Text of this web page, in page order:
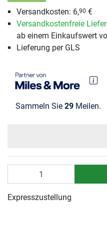
Versandkosten: 6,90 €
Versandkostenfreie
ab einem Einkaufswert
Lieferung per GLS
Sammeln Sie 29 Meilen.
Expresszustellung